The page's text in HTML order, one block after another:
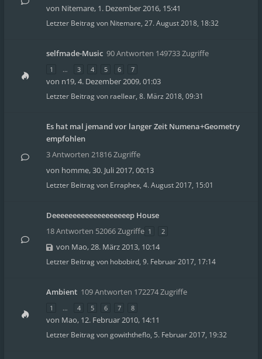
von Nitemare, 1. Dezember 2016, 15:41
Letzter Beitrag von Nitemare, 27. August 2018, 18:32
selfmade-Music 90 Antworten 149733 Zugriffe
1 … 3 4 5 6 7
von n19,4. Dezember 2009, 01:03
Letzter Beitrag von raellear, 8. März 2018, 09:31
Es hat mal jemand vor langer Zeit Numena+Geometry
empfohlen
3 Antworten 21816 Zugriffe
von homme,30. Juli 2017, 00:13
Letzter Beitrag von Erraphex, 4. August 2017, 15:01
Deeeeeeeeeeeeeeeeeeep House
18 Antworten 52066 Zugriffe 1 2
von Mao,28. März 2013, 10:14
Letzter Beitrag von hobobird, 9. Februar 2017, 17:14
Ambient 109 Antworten 172274 Zugriffe
1 … 4 5 6 7 8
von Mao, 12. Februar 2010, 14:11
Letzter Beitrag vongowiththeflo, 5. Februar 2017, 19:32